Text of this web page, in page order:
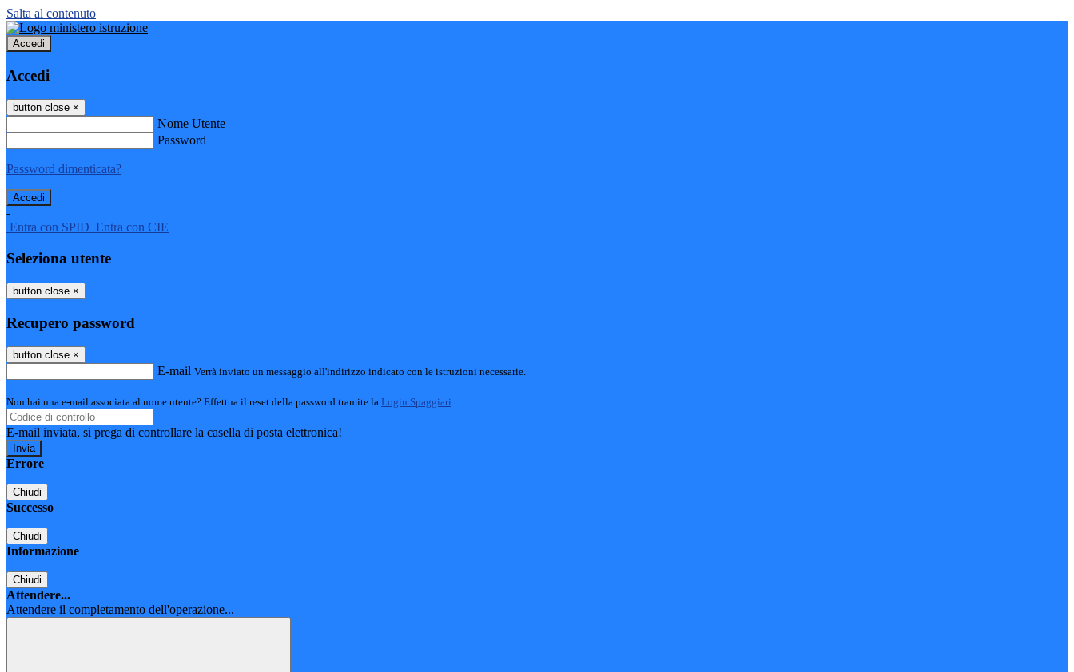
Salta al contenuto
Accedi
Accedi
button close ×
Nome Utente
Password
Password dimenticata?
-
Entra con SPID Entra con CIE
Seleziona utente
button close ×
Recupero password
button close ×
E-mail Verrà inviato un messaggio all'indirizzo indicato con le istruzioni necessarie.
Non hai una e-mail associata al nome utente? Effettua il reset della password tramite la Login Spaggiari
E-mail inviata, si prega di controllare la casella di posta elettronica!
Errore
Chiudi
Successo
Chiudi
Informazione
Chiudi
Attendere...
Attendere il completamento dell'operazione...